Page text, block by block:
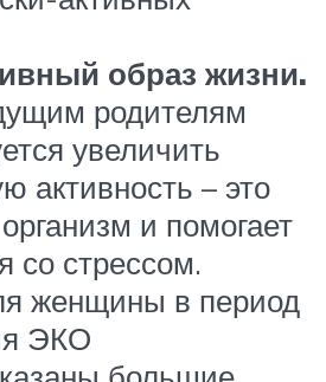
образ жизни.
родителям
увеличить
активность – это
и помогает
со стрессом.
женщины в период
ЭКО